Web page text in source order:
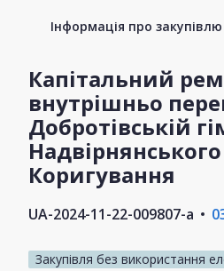
Інформація про закупівлю
Капітальний
внутрішньо
Добротівській
Коригування
UA-2024-11-22-009807-a
Закупівля без використання